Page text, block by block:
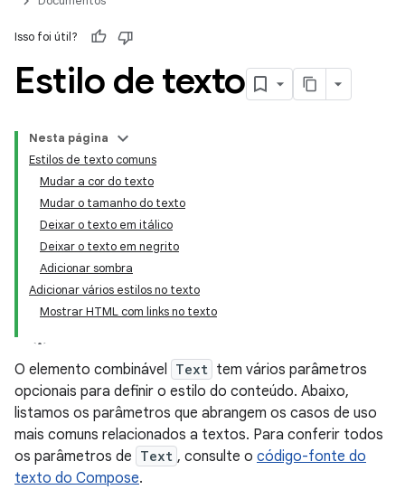
Isso foi útil?
Estilo de texto
Nesta página
Estilos de texto comuns
Mudar a cor do texto
Mudar o tamanho do texto
Deixar o texto em itálico
Deixar o texto em negrito
Adicionar sombra
Adicionar vários estilos no texto
Mostrar HTML com links no texto
O elemento combinável Text tem vários parâmetros
opcionais para definir o estilo do conteúdo. Abaixo,
listamos os parâmetros que abrangem os casos de uso
mais comuns relacionados a textos. Para conferir todos
os parâmetros de Text , consulte o código-fonte do
texto do Compose.